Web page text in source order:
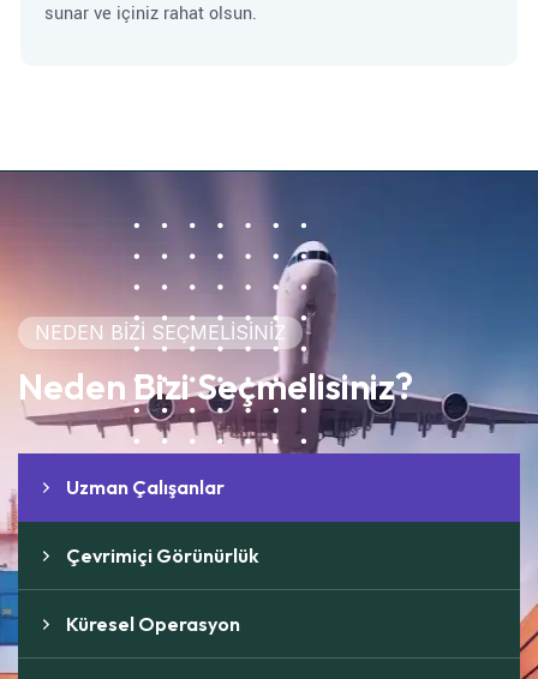
sunar ve içiniz rahat olsun.
NEDEN BİZİ SEÇMELİSİNİZ
Neden Bizi Seçmelisiniz?
Uzman Çalışanlar
Çevrimiçi Görünürlük
Küresel Operasyon